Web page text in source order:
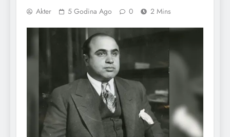
Akter 5 Godina Ago 0 2 Mins